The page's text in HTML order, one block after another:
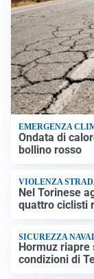
EMERGENZA
Ondata di
bollino rosso
VIOLENZA
Nel Torinese
quattro ciclisti
SICUREZZA
Hormuz
condizioni di